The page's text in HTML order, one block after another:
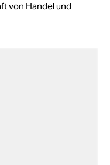
von Handel und